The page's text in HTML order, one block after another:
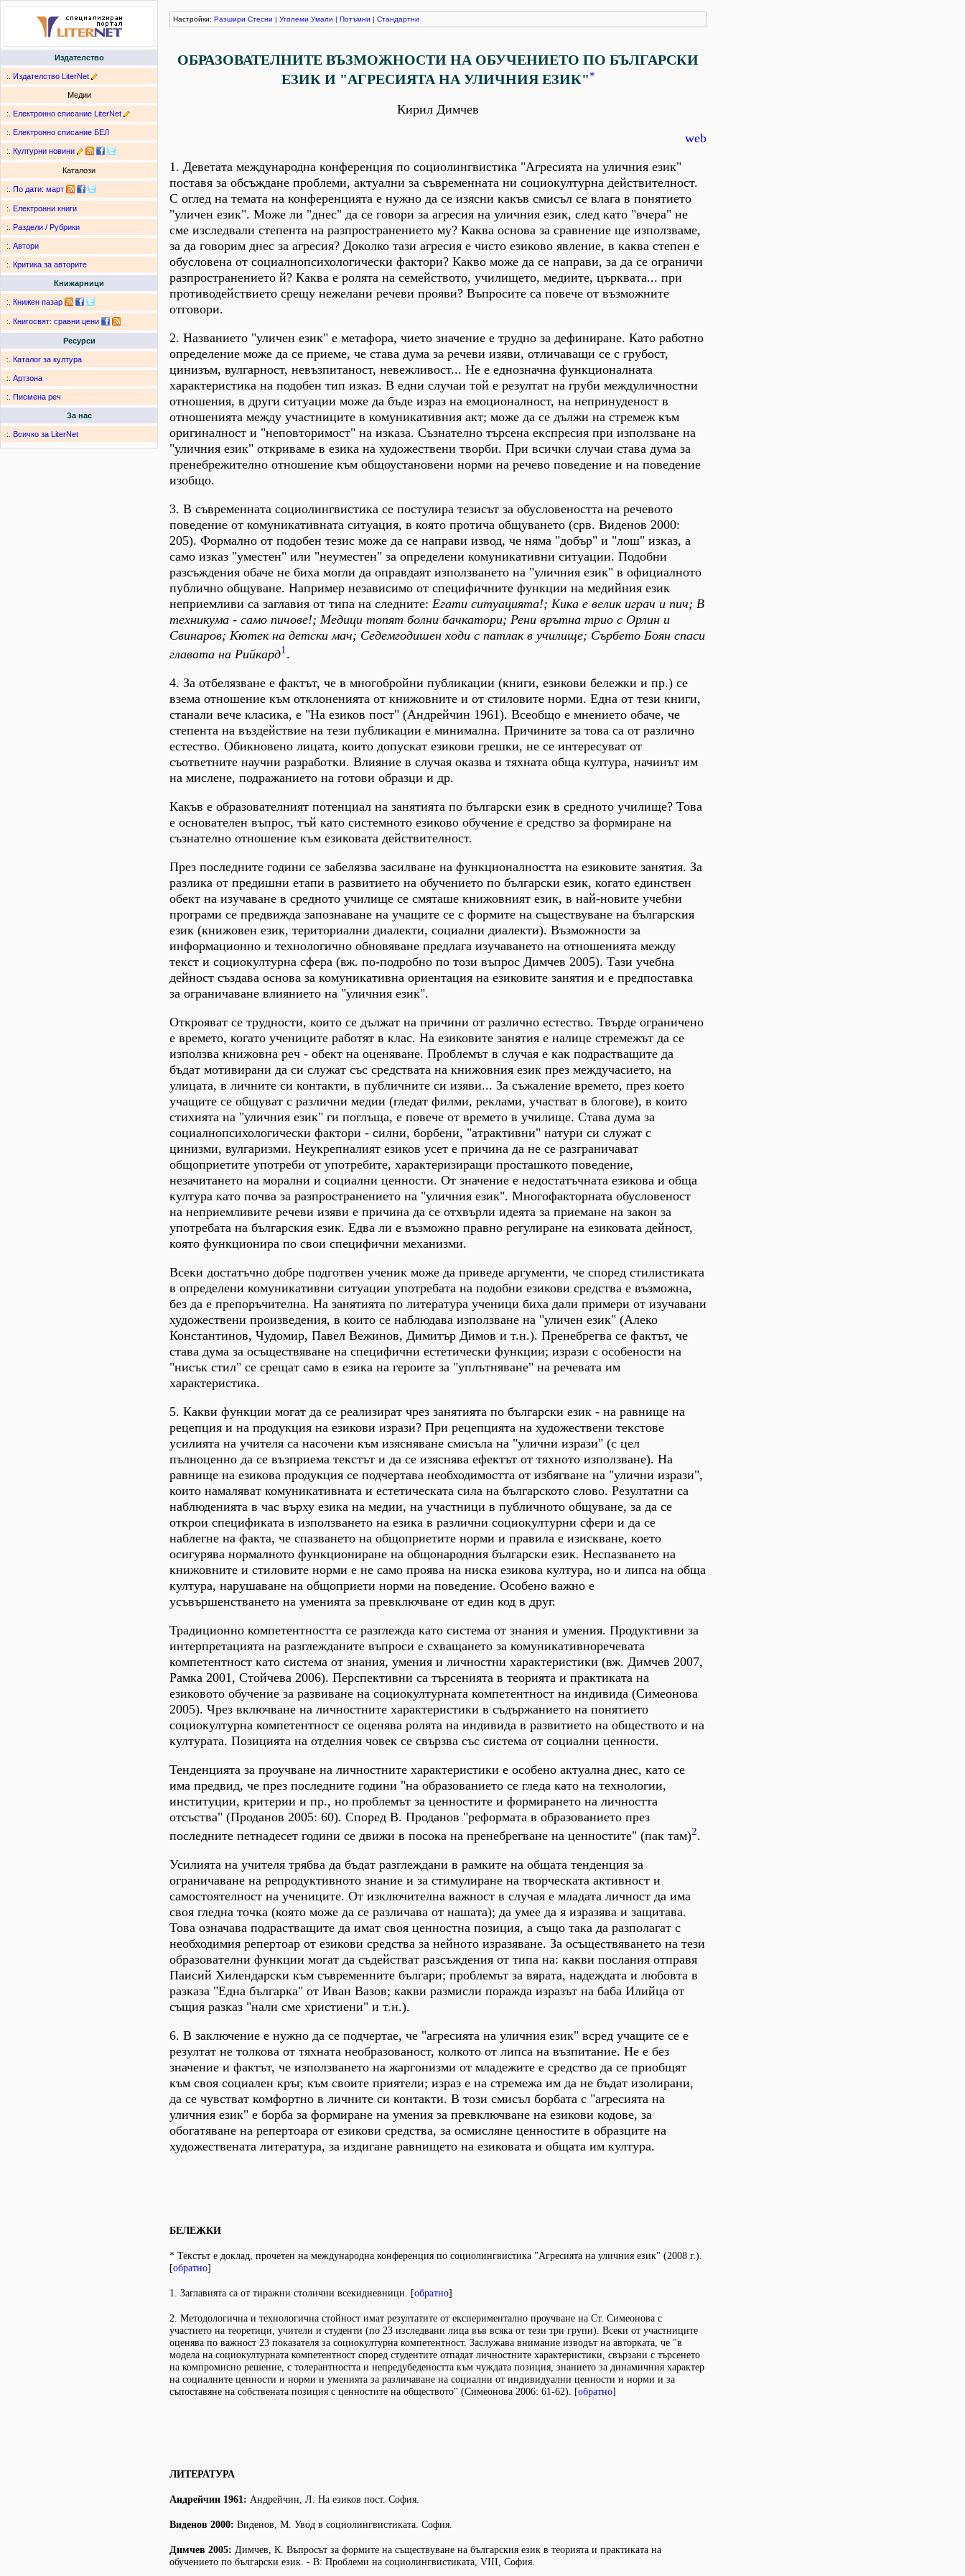
Издателство
:. Издателство LiterNet
Медии
:. Електронно списание LiterNet
:. Електронно списание БЕЛ
:. Културни новини
Каталози
:. По дати: март
:. Електронни книги
:. Раздели / Рубрики
:. Автори
:. Критика за авторите
Книжарници
:. Книжен пазар
:. Книгосвят: сравни цени
Ресурси
:. Каталог за култура
:. Артзона
:. Писмена реч
За нас
:. Всичко за LiterNet
Настройки: Разшири Стесни | Уголеми Умали | Потъмни | Стандартни
ОБРАЗОВАТЕЛНИТЕ ВЪЗМОЖНОСТИ НА ОБУЧЕНИЕТО ПО БЪЛГАРСКИ
ЕЗИК И "АГРЕСИЯТА НА УЛИЧНИЯ ЕЗИК"*
Кирил Димчев
web
1. Деветата международна конференция по социолингвистика "Агресията на уличния език"
поставя за обсъждане проблеми, актуални за съвременната ни социокултурна действителност.
С оглед на темата на конференцията е нужно да се изясни какъв смисъл се влага в понятието
"уличен език". Може ли "днес" да се говори за агресия на уличния език, след като "вчера" не
сме изследвали степента на разпространението му? Каква основа за сравнение ще използваме,
за да говорим днес за агресия? Доколко тази агресия е чисто езиково явление, в каква степен е
обусловена от социалнопсихологически фактори? Какво може да се направи, за да се ограничи
разпространението й? Каква е ролята на семейството, училището, медиите, църквата... при
противодействието срещу нежелани речеви прояви? Въпросите са повече от възможните
отговори.
2. Названието "уличен език" е метафора, чието значение е трудно за дефиниране. Като работно
определение може да се приеме, че става дума за речеви изяви, отличаващи се с грубост,
цинизъм, вулгарност, невъзпитаност, невежливост... Не е еднозначна функционалната
характеристика на подобен тип изказ. В едни случаи той е резултат на груби междуличностни
отношения, в други ситуации може да бъде израз на емоционалност, на непринуденост в
отношенията между участниците в комуникативния акт; може да се дължи на стремеж към
оригиналност и "неповторимост" на изказа. Съзнателно търсена експресия при използване на
"уличния език" откриваме в езика на художествени творби. При всички случаи става дума за
пренебрежително отношение към общоустановени норми на речево поведение и на поведение
изобщо.
3. В съвременната социолингвистика се постулира тезисът за обусловеността на речевото
поведение от комуникативната ситуация, в която протича общуването (срв. Виденов 2000:
205). Формално от подобен тезис може да се направи извод, че няма "добър" и "лош" изказ, а
само изказ "уместен" или "неуместен" за определени комуникативни ситуации. Подобни
разсъждения обаче не биха могли да оправдаят използването на "уличния език" в официалното
публично общуване. Например независимо от специфичните функции на медийния език
неприемливи са заглавия от типа на следните: Егати ситуацията!; Кика е велик играч и пич; В
техникума - само пичове!; Медици топят болни бачкатори; Рени врътна трио с Орлин и
Свинаров; Кютек на детски мач; Седемгодишен ходи с патлак в училище; Сърбето Боян спаси
главата на Рийкард1 .
4. За отбелязване е фактът, че в многобройни публикации (книги, езикови бележки и пр.) се
взема отношение към отклоненията от книжовните и от стиловите норми. Една от тези книги,
станали вече класика, е "На езиков пост" (Андрейчин 1961). Всеобщо е мнението обаче, че
степента на въздействие на тези публикации е минимална. Причините за това са от различно
естество. Обикновено лицата, които допускат езикови грешки, не се интересуват от
съответните научни разработки. Влияние в случая оказва и тяхната обща култура, начинът им
на мислене, подражанието на готови образци и др.
Какъв е образователният потенциал на занятията по български език в средното училище? Това
е основателен въпрос, тъй като системното езиково обучение е средство за формиране на
съзнателно отношение към езиковата действителност.
През последните години се забелязва засилване на функционалността на езиковите занятия. За
разлика от предишни етапи в развитието на обучението по български език, когато единствен
обект на изучаване в средното училище се смяташе книжовният език, в най-новите учебни
програми се предвижда запознаване на учащите се с формите на съществуване на българския
език (книжовен език, териториални диалекти, социални диалекти). Възможности за
информационно и технологично обновяване предлага изучаването на отношенията между
текст и социокултурна сфера (вж. по-подробно по този въпрос Димчев 2005). Тази учебна
дейност създава основа за комуникативна ориентация на езиковите занятия и е предпоставка
за ограничаване влиянието на "уличния език".
Открояват се трудности, които се дължат на причини от различно естество. Твърде ограничено
е времето, когато учениците работят в клас. На езиковите занятия е налице стремежът да се
използва книжовна реч - обект на оценяване. Проблемът в случая е как подрастващите да
бъдат мотивирани да си служат със средствата на книжовния език през междучасието, на
улицата, в личните си контакти, в публичните си изяви... За съжаление времето, през което
учащите се общуват с различни медии (гледат филми, реклами, участват в блогове), в които
стихията на "уличния език" ги поглъща, е повече от времето в училище. Става дума за
социалнопсихологически фактори - силни, борбени, "атрактивни" натури си служат с
цинизми, вулгаризми. Неукрепналият езиков усет е причина да не се разграничават
общоприетите употреби от употребите, характеризиращи просташкото поведение,
незачитането на морални и социални ценности. От значение е недостатъчната езикова и обща
култура като почва за разпространението на "уличния език". Многофакторната обусловеност
на неприемливите речеви изяви е причина да се отхвърли идеята за приемане на закон за
употребата на българския език. Едва ли е възможно правно регулиране на езиковата дейност,
която функционира по свои специфични механизми.
Всеки достатъчно добре подготвен ученик може да приведе аргументи, че според стилистиката
в определени комуникативни ситуации употребата на подобни езикови средства е възможна,
без да е препоръчителна. На занятията по литература ученици биха дали примери от изучавани
художествени произведения, в които се наблюдава използване на "уличен език" (Алеко
Константинов, Чудомир, Павел Вежинов, Димитър Димов и т.н.). Пренебрегва се фактът, че
става дума за осъществяване на специфични естетически функции; изрази с особености на
"нисък стил" се срещат само в езика на героите за "уплътняване" на речевата им
характеристика.
5. Какви функции могат да се реализират чрез занятията по български език - на равнище на
рецепция и на продукция на езикови изрази? При рецепцията на художествени текстове
усилията на учителя са насочени към изясняване смисъла на "улични изрази" (с цел
пълноценно да се възприема текстът и да се изяснява ефектът от тяхното използване). На
равнище на езикова продукция се подчертава необходимостта от избягване на "улични изрази",
които намаляват комуникативната и естетическата сила на българското слово. Резултатни са
наблюденията в час върху езика на медии, на участници в публичното общуване, за да се
открои спецификата в използването на езика в различни социокултурни сфери и да се
наблегне на факта, че спазването на общоприетите норми и правила е изискване, което
осигурява нормалното функциониране на общонародния български език. Неспазването на
книжовните и стиловите норми е не само проява на ниска езикова култура, но и липса на обща
култура, нарушаване на общоприети норми на поведение. Особено важно е
усъвършенстването на уменията за превключване от един код в друг.
Традиционно компетентността се разглежда като система от знания и умения. Продуктивни за
интерпретацията на разглежданите въпроси е схващането за комуникативноречевата
компетентност като система от знания, умения и личностни характеристики (вж. Димчев 2007,
Рамка 2001, Стойчева 2006). Перспективни са търсенията в теорията и практиката на
езиковото обучение за развиване на социокултурната компетентност на индивида (Симеонова
2005). Чрез включване на личностните характеристики в съдържанието на понятието
социокултурна компетентност се оценява ролята на индивида в развитието на обществото и на
културата. Позицията на отделния човек се свързва със система от социални ценности.
Тенденцията за проучване на личностните характеристики е особено актуална днес, като се
има предвид, че през последните години "на образованието се гледа като на технологии,
институции, критерии и пр., но проблемът за ценностите и формирането на личността
отсъства" (Проданов 2005: 60). Според В. Проданов "реформата в образованието през
последните петнадесет години се движи в посока на пренебрегване на ценностите" (пак там)2.
Усилията на учителя трябва да бъдат разглеждани в рамките на общата тенденция за
ограничаване на репродуктивното знание и за стимулиране на творческата активност и
самостоятелност на учениците. От изключителна важност в случая е младата личност да има
своя гледна точка (която може да се различава от нашата); да умее да я изразява и защитава.
Това означава подрастващите да имат своя ценностна позиция, а също така да разполагат с
необходимия репертоар от езикови средства за нейното изразяване. За осъществяването на тези
образователни функции могат да съдействат разсъждения от типа на: какви послания отправя
Паисий Хилендарски към съвременните българи; проблемът за вярата, надеждата и любовта в
разказа "Една българка" от Иван Вазов; какви размисли поражда изразът на баба Илийца от
същия разказ "нали сме христиени" и т.н.).
6. В заключение е нужно да се подчертае, че "агресията на уличния език" всред учащите се е
резултат не толкова от тяхната необразованост, колкото от липса на възпитание. Не е без
значение и фактът, че използването на жаргонизми от младежите е средство да се приобщят
към своя социален кръг, към своите приятели; израз е на стремежа им да не бъдат изолирани,
да се чувстват комфортно в личните си контакти. В този смисъл борбата с "агресията на
уличния език" е борба за формиране на умения за превключване на езикови кодове, за
обогатяване на репертоара от езикови средства, за осмисляне ценностите в образците на
художествената литература, за издигане равнището на езиковата и общата им култура.
БЕЛЕЖКИ
* Текстът е доклад, прочетен на международна конференция по социолингвистика "Агресията на уличния език" (2008 г.).
[обратно]
1. Заглавията са от тиражни столични всекидневници. [обратно]
2. Методологична и технологична стойност имат резултатите от експериментално проучване на Ст. Симеонова с
участието на теоретици, учители и студенти (по 23 изследвани лица във всяка от тези три групи). Всеки от участниците
оценява по важност 23 показателя за социокултурна компетентност. Заслужава внимание изводът на авторката, че "в
модела на социокултурната компетентност според студентите отпадат личностните характеристики, свързани с търсенето
на компромисно решение, с толерантността и непредубедеността към чуждата позиция, знанието за динамичния характер
на социалните ценности и норми и уменията за различаване на социални от индивидуални ценности и норми и за
съпоставяне на собствената позиция с ценностите на обществото" (Симеонова 2006: 61-62). [обратно]
ЛИТЕРАТУРА
Андрейчин 1961: Андрейчин, Л. На езиков пост. София.
Виденов 2000: Виденов, М. Увод в социолингвистиката. София.
Димчев 2005: Димчев, К. Въпросът за формите на съществуване на българския език в теорията и практиката на
обучението по български език. - В: Проблеми на социолингвистиката, VIII, София.